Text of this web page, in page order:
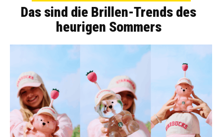
Das sind die Brillen-Trends des
heurigen Sommers